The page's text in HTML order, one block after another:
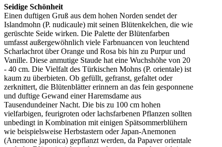
Seidige Schönheit
Einen duftigen Gruß aus dem hohen Norden sendet der
Islandmohn (P. nudicaule) mit seinen Blütenkelchen, die wie
gerüschte Seide wirken. Die Palette der Blütenfarben
umfasst außergewöhnlich viele Farbnuancen von leuchtend
Scharlachrot über Orange und Rosa bis hin zu Purpur und
Vanille. Diese anmutige Staude hat eine Wuchshöhe von 20
- 40 cm. Die Vielfalt des Türkischen Mohns (P. orientale) ist
kaum zu überbieten. Ob gefüllt, gefranst, gefaltet oder
zerknittert, die Blütenblätter erinnern an das fein gesponnene
und duftige Gewand einer Haremsdame aus
Tausendundeiner Nacht. Die bis zu 100 cm hohen
vielfarbigen, feurigroten oder lachsfarbenen Pflanzen sollten
unbedingt in Kombination mit einigen Spätsommerblühern
wie beispielsweise Herbstastern oder Japan-Anemonen
(Anemone japonica) gepflanzt werden, da Papaver orientale